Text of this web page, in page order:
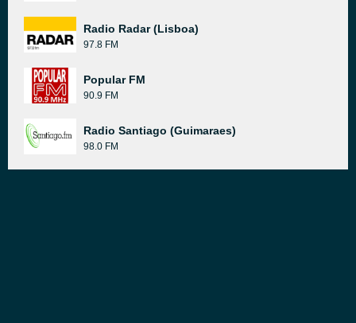
Radio Radar (Lisboa)
97.8 FM
Popular FM
90.9 FM
Radio Santiago (Guimaraes)
98.0 FM